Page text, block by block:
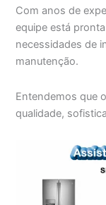
Com anos de
equipe está
necessidades de
manutenção.
Entendemos que
qualidade,